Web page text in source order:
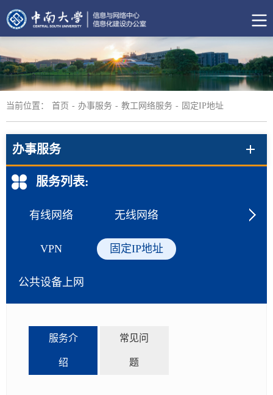
当前位置： 首页 - 办事服务 - 教工网络服务 - 固定IP地址
办事服务
服务列表:
有线网络 无线网络
VPN 固定IP地址
公共设备上网
服务介
绍
常见问
题